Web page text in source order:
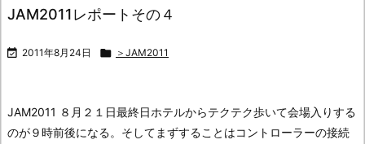
JAM2011レポートその４
 2011年8月24日  ＞JAM2011
JAM2011 ８月２１日最終日ホテルからテクテク歩いて会場入りする
のが９時前後になる。 そしてまずすることはコントローラーの接続